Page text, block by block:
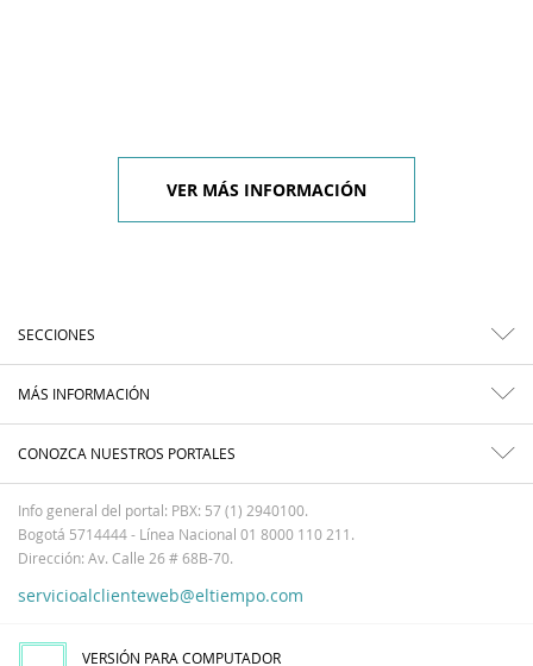
VER MÁS INFORMACIÓN
SECCIONES
MÁS INFORMACIÓN
CONOZCA NUESTROS PORTALES
Info general del portal: PBX: 57 (1) 2940100.
Bogotá 5714444 - Línea Nacional 01 8000 110 211.
Dirección: Av. Calle 26 # 68B-70.
servicioalclienteweb@eltiempo.com
VERSIÓN PARA COMPUTADOR